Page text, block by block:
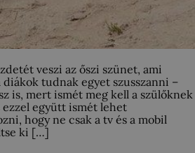
veszi az őszi szünet, ami
tudnak egyet szusszanni –
is, mert ismét meg kell a szülőknek
együtt ismét lehet
hogy ne csak a tv és a mobil
ki […]